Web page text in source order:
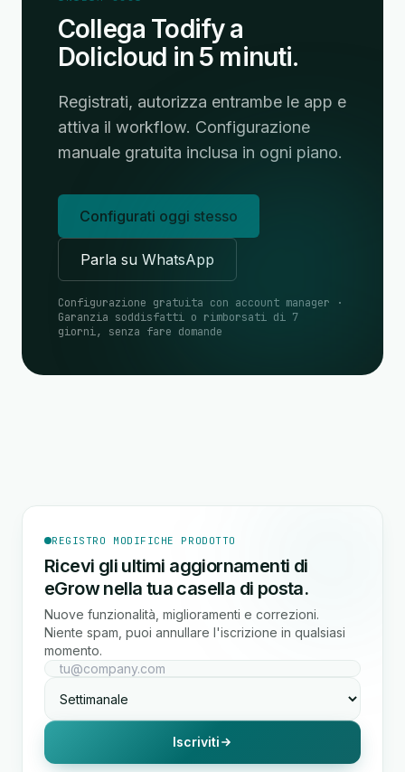
Collega Todify a
Dolicloud in 5 minuti.
Registrati, autorizza entrambe le app e
attiva il workflow. Configurazione
manuale gratuita inclusa in ogni piano.
Configurati oggi stesso
Parla su WhatsApp
Configurazione gratuita con account manager ·
Garanzia soddisfatti o rimborsati di 7
giorni, senza fare domande
REGISTRO MODIFICHE PRODOTTO
Ricevi gli ultimi aggiornamenti di
eGrow nella tua casella di posta.
Nuove funzionalità, miglioramenti e correzioni.
Niente spam, puoi annullare l'iscrizione in qualsiasi
momento.
Iscriviti